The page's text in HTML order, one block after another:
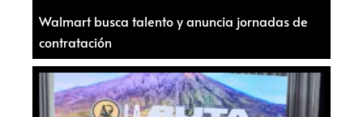
Walmart busca talento y anuncia jornadas de
contratación